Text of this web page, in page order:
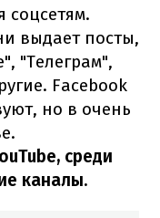
соцсетям.
выдает посты,
"Телеграм",
Facebook
но в очень
среди
каналы.